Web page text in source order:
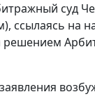
суд
ссылаясь на
решением